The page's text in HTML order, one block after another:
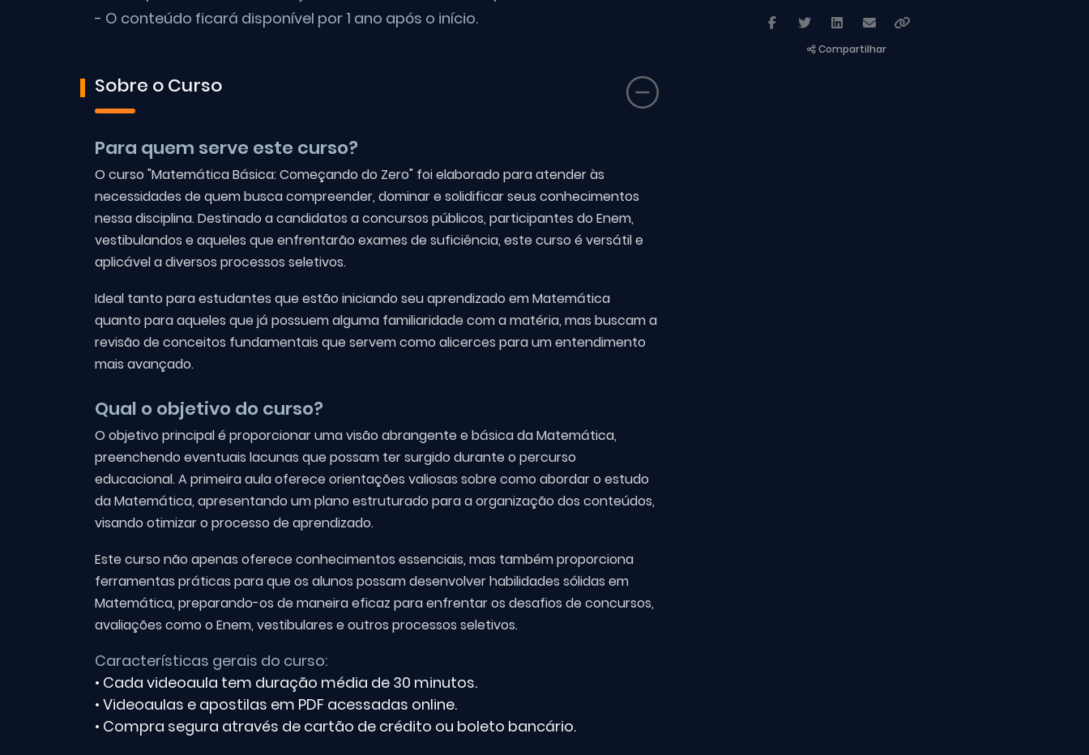
Compartilhar
- O conteúdo ficará disponível por 1 ano após o início.
Sobre o Curso
Para quem serve este curso?
O curso "Matemática Básica: Começando do Zero" foi elaborado para atender às
necessidades de quem busca compreender, dominar e solidificar seus conhecimentos
nessa disciplina. Destinado a candidatos a concursos públicos, participantes do Enem,
vestibulandos e aqueles que enfrentarão exames de suficiência, este curso é versátil e
aplicável a diversos processos seletivos.
Ideal tanto para estudantes que estão iniciando seu aprendizado em Matemática
quanto para aqueles que já possuem alguma familiaridade com a matéria, mas buscam a
revisão de conceitos fundamentais que servem como alicerces para um entendimento
mais avançado.
Qual o objetivo do curso?
O objetivo principal é proporcionar uma visão abrangente e básica da Matemática,
preenchendo eventuais lacunas que possam ter surgido durante o percurso
educacional. A primeira aula oferece orientações valiosas sobre como abordar o estudo
da Matemática, apresentando um plano estruturado para a organização dos conteúdos,
visando otimizar o processo de aprendizado.
Este curso não apenas oferece conhecimentos essenciais, mas também proporciona
ferramentas práticas para que os alunos possam desenvolver habilidades sólidas em
Matemática, preparando-os de maneira eficaz para enfrentar os desafios de concursos,
avaliações como o Enem, vestibulares e outros processos seletivos.
Características gerais do curso:
• Cada videoaula tem duração média de 30 minutos.
• Videoaulas e apostilas em PDF acessadas online.
• Compra segura através de cartão de crédito ou boleto bancário.